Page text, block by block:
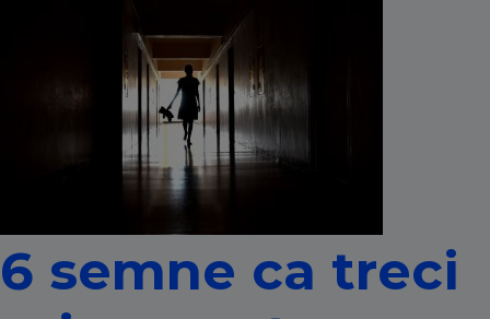
6 semne ca treci